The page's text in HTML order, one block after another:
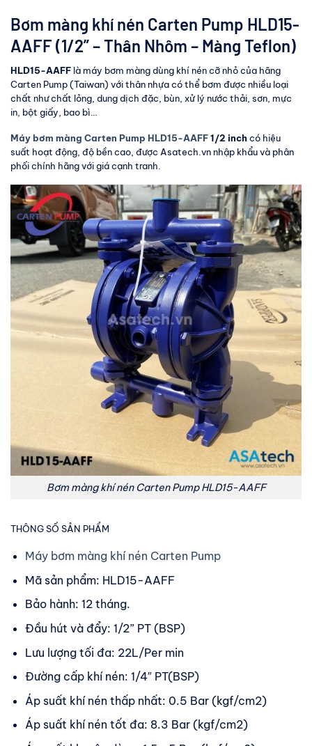
Bơm màng khí nén Carten Pump HLD15-
AAFF(1/2” – Thân Nhôm – Màng Teflon)
HLD15-AAFF là máy bơm màng dùng khí nén cỡ nhỏ của hãng
Carten Pump (Taiwan) với thân nhựa có thể bơm được nhiều loại
chất như chất lỏng, dung dịch đặc, bùn, xử lý nước thải, sơn, mực
in, bột giấy, bao bì…
Máy bơm màng Carten Pump HLD15-AAFF1/2 inchcó hiệu
suất hoạt động, độ bền cao, được Asatech.vn nhập khẩu và phân
phối chính hãng với giá cạnh tranh.
Bơm màng khí nén Carten Pump HLD15-AAFF
THÔNG SỐ SẢN PHẨM
Máy bơm màng khí nén Carten Pump
Mã sản phẩm: HLD15-AAFF
Bảo hành: 12 tháng.
Đầu hút và đẩy: 1/2” PT (BSP)
Lưu lượng tối đa: 22L/Per min
Đường cấp khí nén: 1/4″ PT(BSP)
Áp suất khí nén thấp nhất: 0.5 Bar (kgf/cm2)
Áp suất khí nén tốt đa: 8.3 Bar (kgf/cm2)